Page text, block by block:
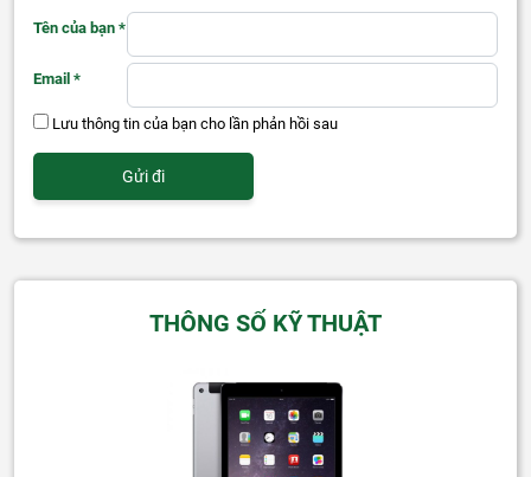
Tên của bạn *
Email *
Lưu thông tin của bạn cho lần phản hồi sau
THÔNG SỐ KỸ THUẬT